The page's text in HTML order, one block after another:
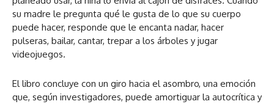
su madre le pregunta qué le gusta de lo que su cuerpo
puede hacer, responde que le encanta nadar, hacer
pulseras, bailar, cantar, trepar a los árboles y jugar
videojuegos.
El libro concluye con un giro hacia el asombro, una emoción
que, según investigadores, puede amortiguar la autocrítica y